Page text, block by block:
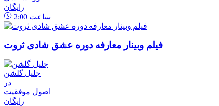
رایگان
2:00 ساعت
فیلم وبینار معارفه دوره عشق شادی ثروت
جلیل گلشن
در
اصول موفقیت
رایگان